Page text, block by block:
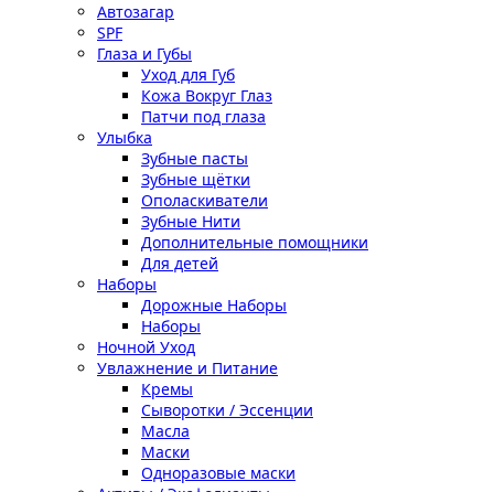
Автозагар
SPF
Глаза и Губы
Уход для Губ
Кожа Вокруг Глаз
Патчи под глаза
Улыбка
Зубные пасты
Зубные щётки
Ополаскиватели
Зубные Нити
Дополнительные помощники
Для детей
Наборы
Дорожные Наборы
Наборы
Ночной Уход
Увлажнение и Питание
Кремы
Сыворотки / Эссенции
Масла
Маски
Одноразовые маски